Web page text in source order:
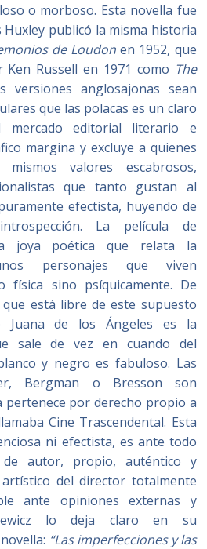
o morboso. Esta novella fue
Huxley publicó la misma historia
de Loudon en 1952, que
Russell en 1971 como The
versiones anglosajonas sean
que las polacas es un claro
mercado editorial literario e
margina y excluye a quienes
valores escabrosos,
que tanto gustan al
efectista, huyendo de
La película de
joya poética que relata la
personajes que viven
física sino psíquicamente. De
está libre de este supuesto
Juana de los Ángeles es la
sale de vez en cuando del
y negro es fabuloso. Las
Bergman o Bresson son
pertenece por derecho propio a
Cine Trascendental. Esta
ni efectista, es ante todo
autor, propio, auténtico y
del director totalmente
ante opiniones externas y
lo deja claro en su
“Las imperfecciones y las